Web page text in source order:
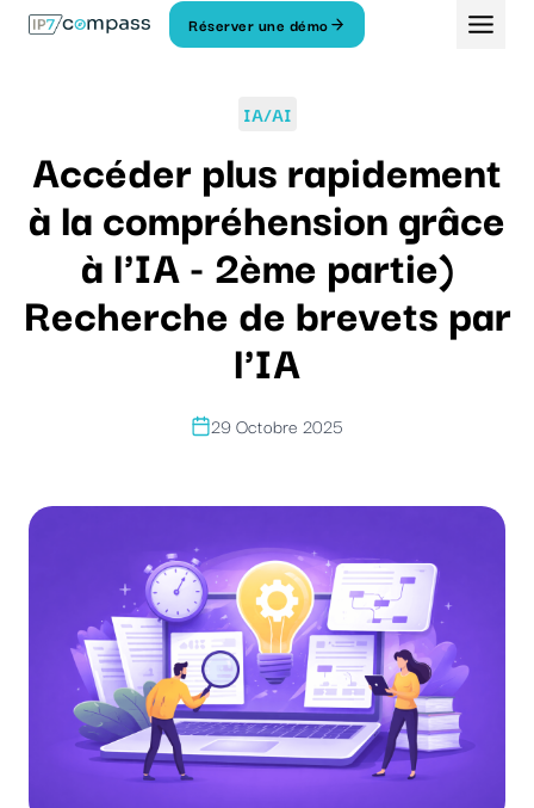
Aller
Réserver une démo
IA/AI
Accéder plus rapidement
à la compréhension grâce
à l'IA - 2ème partie)
Recherche de brevets par
l'IA
29 Octobre 2025